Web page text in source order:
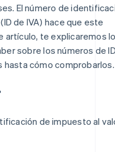
El número de
de IVA) hace que este
artículo, te explicaremos
sobre los números de
hasta cómo comprobarlos.
de impuesto al